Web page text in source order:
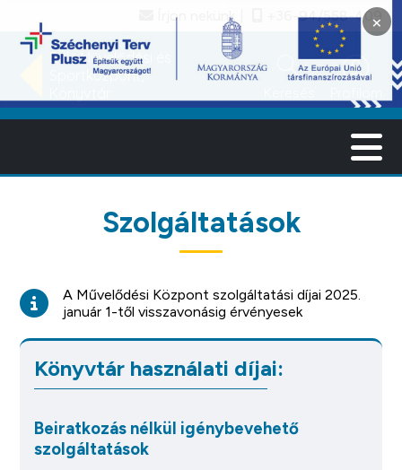
×
Írjon nekünk +36-94/558-409
Büki Művelődési és
Sportközpont,
search account_circle
Szolgáltatások
A Művelődési Központ szolgáltatási díjai 2025.
január 1-től visszavonásig érvényesek
Könyvtár használati díjai:
Beiratkozás nélkül igénybevehető
szolgáltatások